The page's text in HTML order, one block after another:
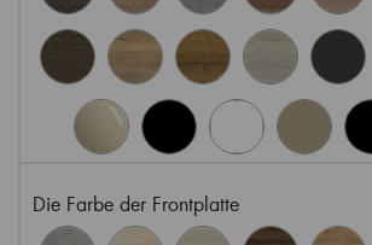
Die Farbe der Frontplatte